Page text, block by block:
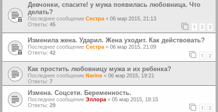
Девчонки, спасите! у мужа появилась любовница. Что
делать?
Последнее сообщение Сестра « 06 мар 2015, 21:13
Ответы: 45 1 2 3
Изменила жена. Ударил. Жена уходит. Как действовать?
Последнее сообщение Сестра « 06 мар 2015, 21:09
Ответы: 42 1 2
Как простить любовницу мужа и их ребенка?
Последнее сообщение Narine « 06 мар 2015, 19:21
Ответы: 7
Измена. Соцсети. Беременность.
Последнее сообщение Эллора « 05 мар 2015, 18:15
Ответы: 29 1 2